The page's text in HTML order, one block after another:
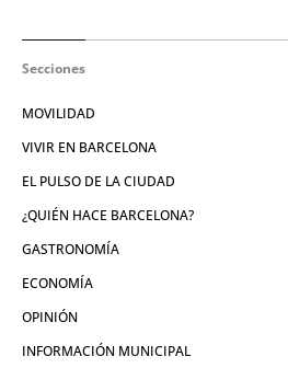
Secciones
MOVILIDAD
VIVIR EN BARCELONA
EL PULSO DE LA CIUDAD
¿QUIÉN HACE BARCELONA?
GASTRONOMÍA
ECONOMÍA
OPINIÓN
INFORMACIÓN MUNICIPAL